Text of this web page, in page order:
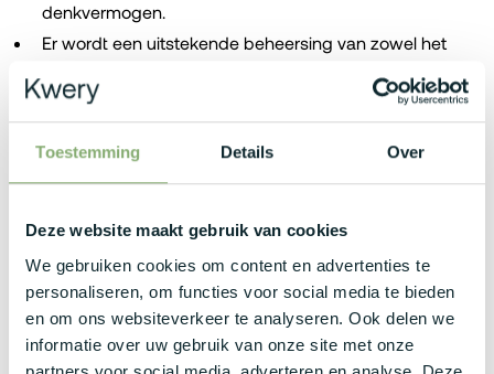
Toestemming Details Over
Deze website maakt gebruik van cookies
We gebruiken cookies om content en advertenties te
personaliseren, om functies voor social media te bieden
en om ons websiteverkeer te analyseren. Ook delen we
informatie over uw gebruik van onze site met onze
denkvermogen.
Er wordt een uitstekende beheersing van zowel het
kennis van het Frans een mooie troef is.
Er wordt gezocht naar een leergierige, allround IT-
professional die snel inzicht krijgt in de specifieke
processen van een grote productieomgeving.
veranderende omgeving en effectief kunnen
communiceren met diverse internationale contacten.
Een goede basiskennis van of een eerste ervaring met
Power BI en databanken is een absolute must voor
deze instaprol.